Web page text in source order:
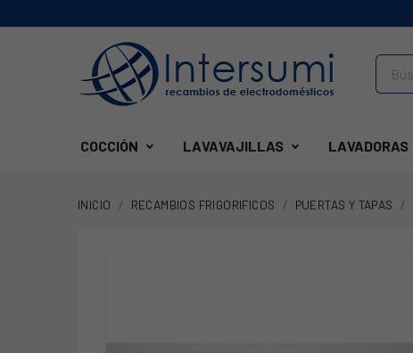
COCCIÓN LAVAVAJILLAS LAVADORAS
INICIO RECAMBIOS FRIGORIFICOS PUERTAS Y TAPAS